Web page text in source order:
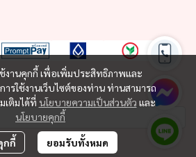
งานคุกกี้ เพื่อเพิ่มประสิทธิภาพและ
รใช้งานเว็บไซต์ของท่าน ท่านสามารถ
เติมได้ที่ นโยบายความเป็นส่วนตัว และ
นโยบายคุกกี้
กกี้ ยอมรับทั้งหมด